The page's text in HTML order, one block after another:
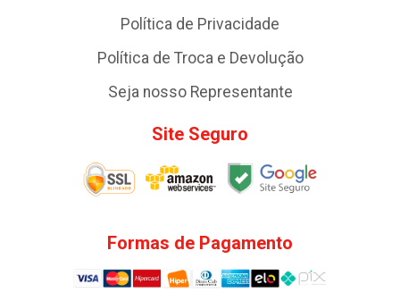
Política de Privacidade
Política de Troca e Devolução
Seja nosso Representante
Site Seguro
Formas de Pagamento